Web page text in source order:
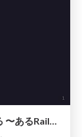
今改めてServiceクラスについて考える 〜あるRails開発者の10年〜